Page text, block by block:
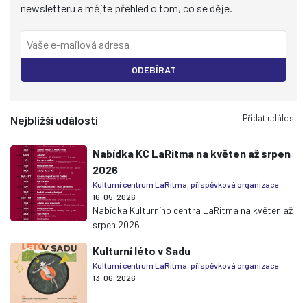
newsletteru a mějte přehled o tom, co se děje.
ODEBÍRAT
Nejbližší události Přidat událost
Nabídka KC LaRitma na květen až srpen
2026
Kulturní centrum LaRitma, příspěvková organizace
16. 05. 2026
Nabídka Kulturního centra LaRitma na květen až
srpen 2026
Kulturní léto v Sadu
Kulturní centrum LaRitma, příspěvková organizace
13. 06. 2026